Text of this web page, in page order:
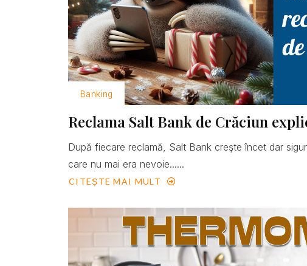
Banking
Reclama Salt Bank de Crăciun
După fiecare reclamă, Salt Bank creşte încet dar
care nu mai era nevoie......
CITEȘTE MAI MULT